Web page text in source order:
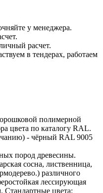
у менеджера.
расчет.
в тендерах, работаем
полимерной
цвета по каталогу RAL.
- чёрный RAL 9005
пород древесины.
сосна, лиственница,
различного
лессирующая
Стандартные цвета: